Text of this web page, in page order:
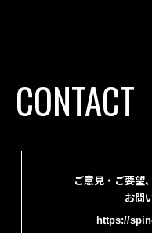
CONTACT
ご意見・ご要望
お問
https://